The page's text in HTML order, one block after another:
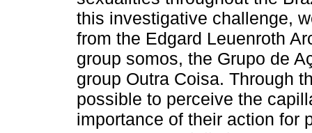
this investigative challenge,
from the Edgard Leuenroth
group somos, the Grupo de
group Outra Coisa. Through
possible to perceive the
importance of their action for